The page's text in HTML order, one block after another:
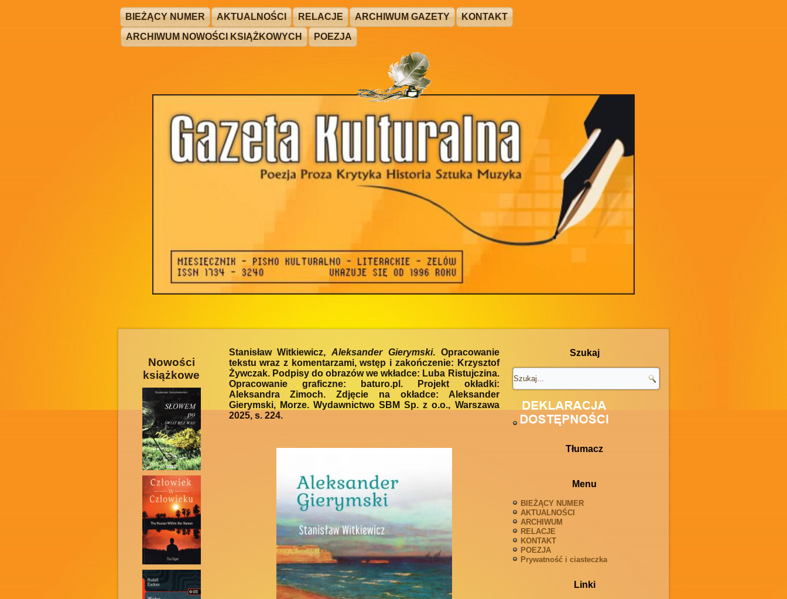
BIEŻĄCY NUMER AKTUALNOŚCI RELACJE ARCHIWUM GAZETY
KONTAKT
ARCHIWUM NOWOŚCI KSIĄŻKOWYCH
POEZJA
Nowości
książkowe
Stanisław Witkiewicz,Aleksander Gierymski. Opracowanie
tekstu wraz z komentarzami, wstęp i zakończenie: Krzysztof
Żywczak. Podpisy do obrazów we wkładce: Luba Ristujczina.
Opracowanie graficzne: baturo.pl. Projekt okładki:
Aleksandra Zimoch. Zdjęcie na okładce: Aleksander
Gierymski, Morze. Wydawnictwo SBM Sp. z o.o., Warszawa
2025, s. 224.
Szukaj
Tłumacz
Menu
BIEŻĄCY NUMER
AKTUALNOŚCI
ARCHIWUM
RELACJE
KONTAKT
POEZJA
Prywatność i ciasteczka
Linki